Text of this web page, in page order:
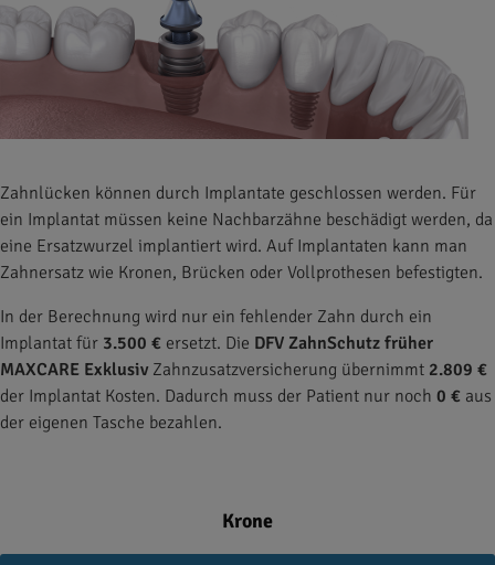
Zahnlücken können durch Implantate geschlossen werden. Für
ein Implantat müssen keine Nachbarzähne beschädigt werden, da
eine Ersatzwurzel implantiert wird. Auf Implantaten kann man
Zahnersatz wie Kronen, Brücken oder Vollprothesen befestigten.
In der Berechnung wird nur ein fehlender Zahn durch ein
Implantat für 3.500 € ersetzt. Die DFV ZahnSchutz früher
MAXCARE ExklusivZahnzusatzversicherung übernimmt 2.809 €
der Implantat Kosten. Dadurch muss der Patient nur noch 0 € aus
der eigenen Tasche bezahlen.
Krone